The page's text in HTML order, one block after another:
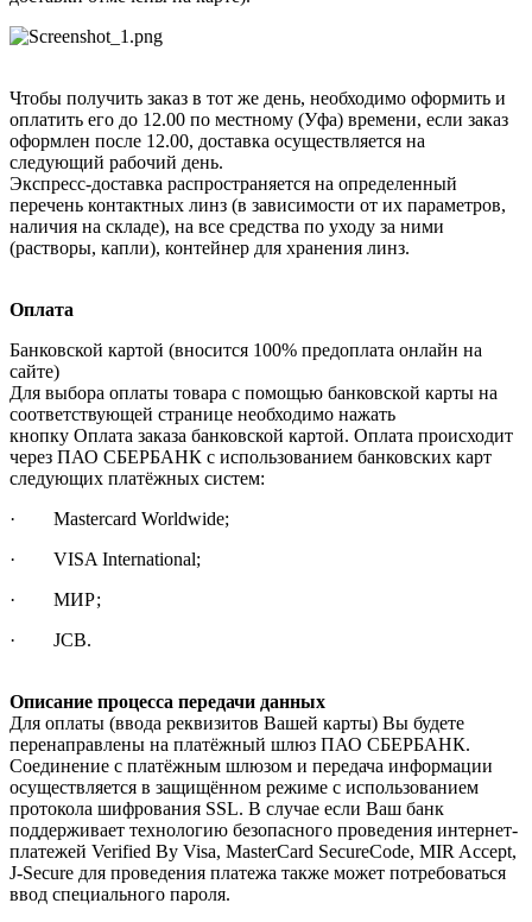
Чтобы получить заказ в тот же день, необходимо оформить и
оплатить его до 12.00 по местному (Уфа) времени, если заказ
оформлен после 12.00, доставка осуществляется на
следующий рабочий день.
Экспресс-доставка распространяется на определенный
перечень контактных линз (в зависимости от их параметров,
наличия на складе), на все средства по уходу за ними
(растворы, капли), контейнер для хранения линз.
Оплата
Банковской картой (вносится 100% предоплата онлайн на
сайте)
Для выбора оплаты товара с помощью банковской карты на
соответствующей странице необходимо нажать
кнопку Оплата заказа банковской картой. Оплата происходит
через ПАО СБЕРБАНК с использованием банковских карт
следующих платёжных систем:
· Mastercard Worldwide;
· VISA International;
· МИР;
· JCB.
Описание процесса передачи данных
Для оплаты (ввода реквизитов Вашей карты) Вы будете
перенаправлены на платёжный шлюз ПАО СБЕРБАНК.
Соединение с платёжным шлюзом и передача информации
осуществляется в защищённом режиме с использованием
протокола шифрования SSL. В случае если Ваш банк
поддерживает технологию безопасного проведения интернет-
платежей Verified By Visa, MasterCard SecureCode, MIR Accept,
J-Secure для проведения платежа также может потребоваться
ввод специального пароля.